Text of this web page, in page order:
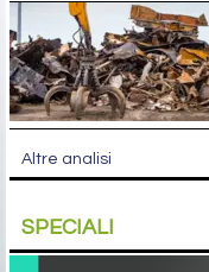
Altre analisi
SPECIALI